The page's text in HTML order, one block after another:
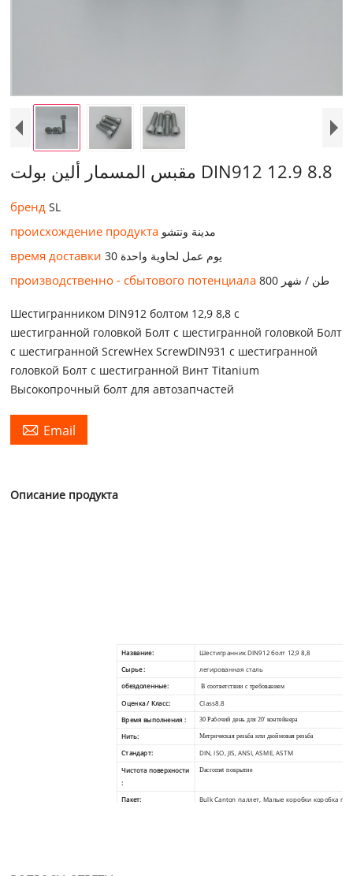
مقبس المسمار ألين بولت DIN912 12.9 8.8
брендSL
происхождение продукта مدينة ونتشو
время доставки 30 يوم عمل لحاوية واحدة
производственно - сбытового потенциала 800 طن / شهر
Шестигранником DIN912 болтом 12,9 8,8 с
шестигранной головкой Болт с шестигранной головкой Болт
с шестигранной ScrewHex ScrewDIN931 с шестигранной
головкой Болт с шестигранной Винт Titanium
Высокопрочный болт для автозапчастей
 Email
Описание продукта
Название: Шестигранник DIN912 болт 12,9 8,8
Сырье :
легированная сталь
обездоленные:
В соответствии с требованием
Оценка / Класс: Class8.8
Время выполнения : 30 Рабочий день для 20' контейнера
Нить: Метрическая резьба или дюймовая резьба
Стандарт:
DIN, ISO, JIS, ANSI, ASME, ASTM
Чистота поверхности
:
Dacromet покрытие
Пакет:
Bulk Canton паллет, Малые коробки коробка